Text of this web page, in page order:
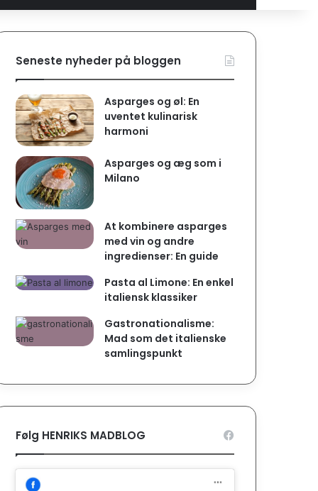
Seneste nyheder på bloggen
Asparges og øl: En
uventet kulinarisk
harmoni
Asparges og æg som i
Milano
At kombinere asparges
med vin og andre
ingredienser: En guide
Pasta al Limone: En enkel
italiensk klassiker
Gastronationalisme:
Mad som det italienske
samlingspunkt
Følg HENRIKS MADBLOG